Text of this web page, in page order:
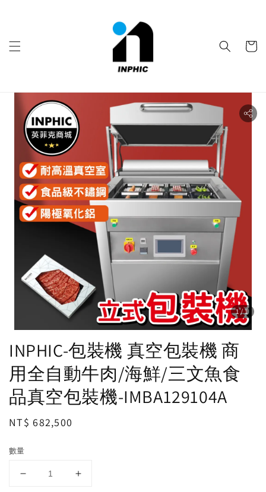
1/1
INPHIC-包裝機 真空包裝機 商
用全自動牛肉/海鮮/三文魚食
品真空包裝機-IMBA129104A
Regular
NT$ 682,500
數量